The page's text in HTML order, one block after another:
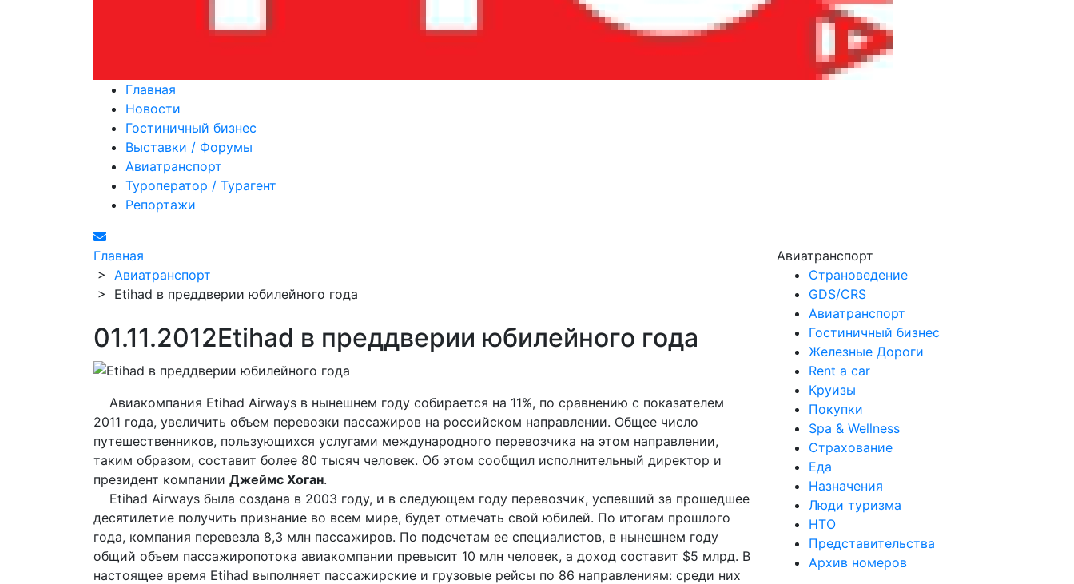
Главная
Новости
Гостиничный бизнес
Выставки / Форумы
Авиатранспорт
Туроператор / Турагент
Репортажи
Главная
> Авиатранспорт
> Etihad в преддверии юбилейного года
01.11.2012Etihad в преддверии юбилейного года
Авиакомпания Etihad Airways в нынешнем году собирается на 11%, по сравнению с показателем
2011 года, увеличить объем перевозки пассажиров на российском направлении. Общее число
путешественников, пользующихся услугами международного перевозчика на этом направлении,
таким образом, составит более 80 тысяч человек. Об этом сообщил исполнительный директор и
президент компании Джеймс Хоган.
Etihad Airways была создана в 2003 году, и в следующем году перевозчик, успевший за прошедшее
десятилетие получить признание во всем мире, будет отмечать свой юбилей. По итогам прошлого
года, компания перевезла 8,3 млн пассажиров. По подсчетам ее специалистов, в нынешнем году
общий объем пассажиропотока авиакомпании превысит 10 млн человек, а доход составит $5 млрд. В
настоящее время Etihad выполняет пассажирские и грузовые рейсы по 86 направлениям: среди них
Авиатранспорт
Страноведение
GDS/CRS
Авиатранспорт
Гостиничный бизнес
Железные Дороги
Rent a car
Круизы
Покупки
Spa & Wellness
Страхование
Еда
Назначения
Люди туризма
НТО
Представительства
Архив номеров